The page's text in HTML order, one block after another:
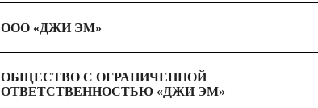
ООО «ДЖИ ЭМ»
ОБЩЕСТВО С ОГРАНИЧЕННОЙ
ОТВЕТСТВЕННОСТЬЮ «ДЖИ ЭМ»